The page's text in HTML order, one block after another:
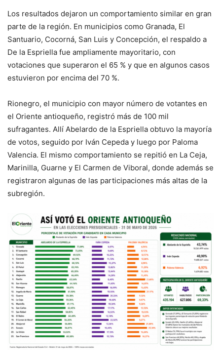
Los resultados dejaron un comportamiento similar en gran
parte de la región. En municipios como Granada, El
Santuario, Cocorná, San Luis y Concepción, el respaldo a
De la Espriella fue ampliamente mayoritario, con
votaciones que superaron el 65 % y que en algunos casos
estuvieron por encima del 70 %.
Rionegro, el municipio con mayor número de votantes en
el Oriente antioqueño, registró más de 100 mil
sufragantes. Allí Abelardo de la Espriella obtuvo la mayoría
de votos, seguido por Iván Cepeda y luego por Paloma
Valencia. El mismo comportamiento se repitió en La Ceja,
Marinilla, Guarne y El Carmen de Viboral, donde además se
registraron algunas de las participaciones más altas de la
subregión.